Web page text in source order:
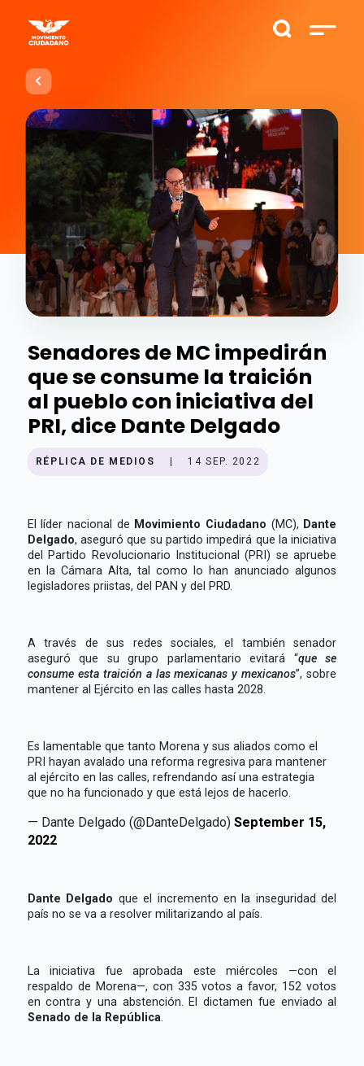
Senadores de MC impedirán
que se consume la traición
al pueblo con iniciativa del
PRI, dice Dante Delgado
RÉPLICA DE MEDIOS 14 SEP. 2022
El líder nacional de Movimiento Ciudadano (MC), Dante
Delgado, aseguró que su partido impedirá que la iniciativa
del Partido Revolucionario Institucional (PRI) se apruebe
en la Cámara Alta, tal como lo han anunciado algunos
legisladores priistas, del PAN y del PRD.
A través de sus redes sociales, el también senador
aseguró que su grupo parlamentario evitará “que se
consume esta traición a las mexicanas y mexicanos”, sobre
mantener al Ejército en las calles hasta 2028.
Es lamentable que tanto Morena y sus aliados como el
PRI hayan avalado una reforma regresiva para mantener
al ejército en las calles, refrendando así una estrategia
que no ha funcionado y que está lejos de hacerlo.
— Dante Delgado (@DanteDelgado) September 15,
2022
Dante Delgado que el incremento en la inseguridad del
país no se va a resolver militarizando al país.
La iniciativa fue aprobada este miércoles —con el
respaldo de Morena—, con 335 votos a favor, 152 votos
en contra y una abstención. El dictamen fue enviado al
Senado de la República